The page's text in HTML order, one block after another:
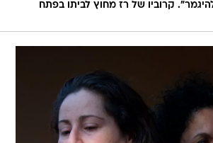
קרוביו של רז מחוץ לביתו בפתח